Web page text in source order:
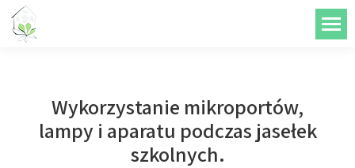
treści
Wykorzystanie mikroportów,
lampy i aparatu podczas jasełek
szkolnych.